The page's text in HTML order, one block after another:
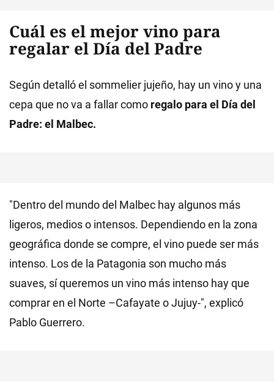
Cuál es el mejor vino para
regalar el Día del Padre
Según detalló el sommelier jujeño, hay un vino y una
cepa que no va a fallar como regalo para el Día del
Padre: el Malbec.
"Dentro del mundo del Malbec hay algunos más
ligeros, medios o intensos. Dependiendo en la zona
geográfica donde se compre, el vino puede ser más
intenso. Los de la Patagonia son mucho más
suaves, sí queremos un vino más intenso hay que
comprar en el Norte –Cafayate o Jujuy-", explicó
Pablo Guerrero.